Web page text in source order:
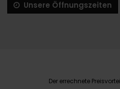
Unsere Öffnungszeiten
Der errechnete